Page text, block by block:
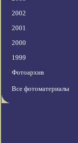
2002
2001
2000
1999
Фотоархив
Все фотоматериалы